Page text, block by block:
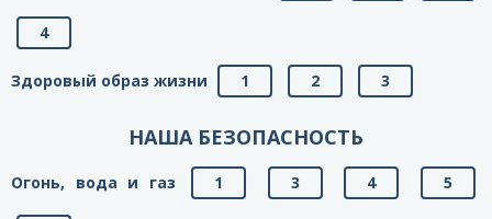
4
Здоровый образ жизни 1 2 3
НАША БЕЗОПАСНОСТЬ
Огонь, вода и газ 1 3 4 5